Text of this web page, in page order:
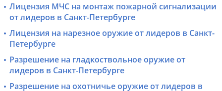
Лицензия МЧС на монтаж пожарной сигнализации
от лидеров в Санкт-Петербурге
Лицензия на нарезное оружие от лидеров в Санкт-
Петербурге
Разрешение на гладкоствольное оружие от
лидеров в Санкт-Петербурге
Разрешение на охотничье оружие от лидеров в